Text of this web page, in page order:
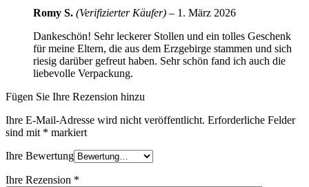
Romy S. (Verifizierter Käufer) – 1. März 2026
Dankeschön! Sehr leckerer Stollen und ein tolles Geschenk
für meine Eltern, die aus dem Erzgebirge stammen und sich
riesig darüber gefreut haben. Sehr schön fand ich auch die
liebevolle Verpackung.
Fügen Sie Ihre Rezension hinzu
Ihre E-Mail-Adresse wird nicht veröffentlicht. Erforderliche Felder
sind mit * markiert
Ihre Bewertung
Ihre Rezension *